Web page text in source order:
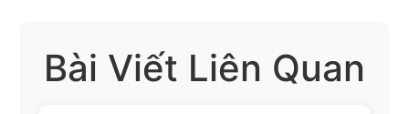
Bài Viết Liên Quan